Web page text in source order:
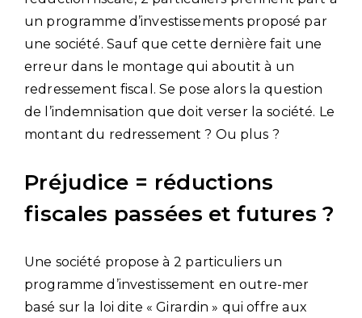
un programme d’investissements proposé par
une société. Sauf que cette dernière fait une
erreur dans le montage qui aboutit à un
redressement fiscal. Se pose alors la question
de l’indemnisation que doit verser la société. Le
montant du redressement ? Ou plus ?
Préjudice = réductions
fiscales passées et futures ?
Une société propose à 2 particuliers un
programme d’investissement en outre-mer
basé sur la loi dite « Girardin » qui offre aux